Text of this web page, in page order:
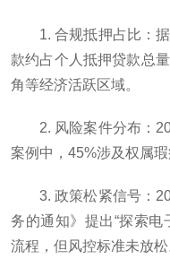
1. 合规抵押占比：
款约占个人抵押贷款总
角等经济活跃区域。
2. 风险案件分布：
案例中，45%涉及权属
3. 政策松紧信号：
务的通知》提出“探索电
流程，但风控标准未放松